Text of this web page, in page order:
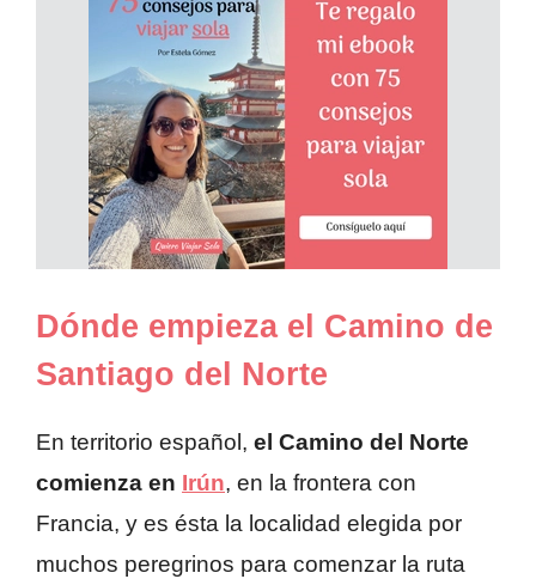
Dónde empieza el Camino de
Santiago del Norte
En territorio español, el Camino del Norte
comienza en Irún, en la frontera con
Francia, y es ésta la localidad elegida por
muchos peregrinos para comenzar la ruta